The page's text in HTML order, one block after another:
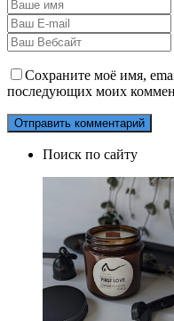
Сохраните моё имя,
последующих моих
Поиск по сайту